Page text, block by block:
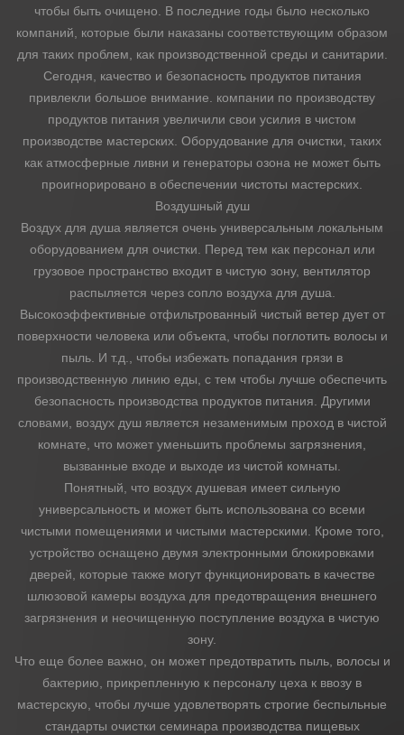
чтобы быть очищено. В последние годы было несколько
компаний, которые были наказаны соответствующим образом
для таких проблем, как производственной среды и санитарии.
Сегодня, качество и безопасность продуктов питания
привлекли большое внимание. компании по производству
продуктов питания увеличили свои усилия в чистом
производстве мастерских. Оборудование для очистки, таких
как атмосферные ливни и генераторы озона не может быть
проигнорировано в обеспечении чистоты мастерских.
Воздушный душ
Воздух для душа является очень универсальным локальным
оборудованием для очистки. Перед тем как персонал или
грузовое пространство входит в чистую зону, вентилятор
распыляется через сопло воздуха для душа.
Высокоэффективные отфильтрованный чистый ветер дует от
поверхности человека или объекта, чтобы поглотить волосы и
пыль. И т.д., чтобы избежать попадания грязи в
производственную линию еды, с тем чтобы лучше обеспечить
безопасность производства продуктов питания. Другими
словами, воздух душ является незаменимым проход в чистой
комнате, что может уменьшить проблемы загрязнения,
вызванные входе и выходе из чистой комнаты.
Понятный, что воздух душевая имеет сильную
универсальность и может быть использована со всеми
чистыми помещениями и чистыми мастерскими. Кроме того,
устройство оснащено двумя электронными блокировками
дверей, которые также могут функционировать в качестве
шлюзовой камеры воздуха для предотвращения внешнего
загрязнения и неочищенную поступление воздуха в чистую
зону.
Что еще более важно, он может предотвратить пыль, волосы и
бактерию, прикрепленную к персоналу цеха к ввозу в
мастерскую, чтобы лучше удовлетворять строгие беспыльные
стандарты очистки семинара производства пищевых